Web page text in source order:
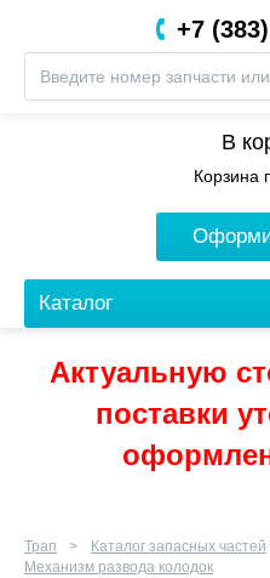
8 (800)
+7
В
Корзина
Каталог
Актуальную
поставки
Трап Каталог запасных частей
Механизм развода колодок